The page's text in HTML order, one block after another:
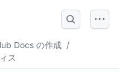
Docs の作成 /
ス